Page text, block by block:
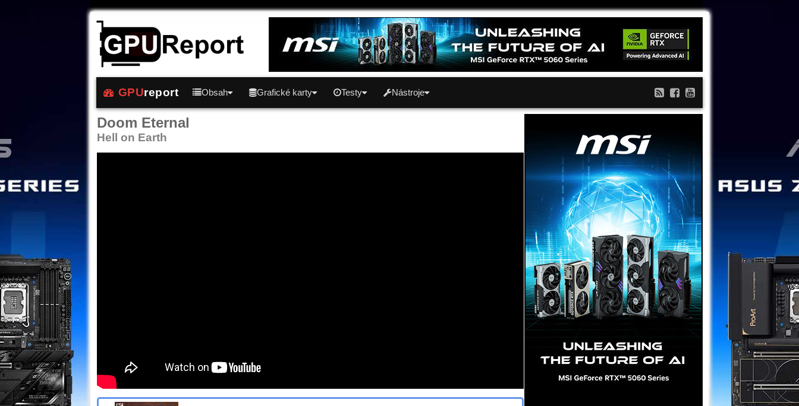
GPUreport Obsah Grafické karty Testy Nástroje
Doom Eternal
Hell on Earth